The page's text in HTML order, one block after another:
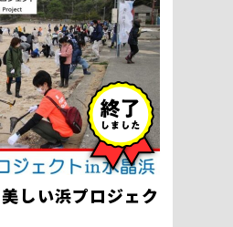
美しい浜プロジェク